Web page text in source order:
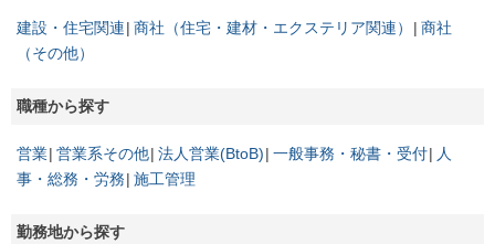
建設・住宅関連 商社（住宅・建材・エクステリア関連）
商社
（その他）
職種から探す
営業 営業系その他 法人営業(BtoB) 一般事務・秘書・受付
人
事・総務・労務 施工管理
勤務地から探す